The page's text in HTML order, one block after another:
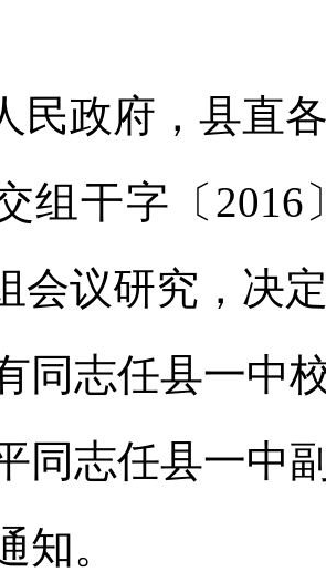
民政府，县直
组干字〔 2016
会议研究，决
同志任县一中
同志任县一中
知。